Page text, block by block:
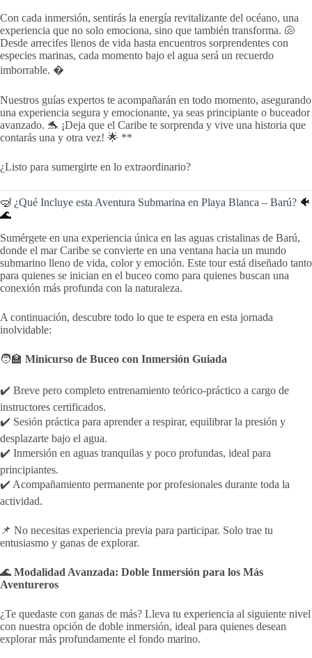
Con cada inmersión, sentirás la energía revitalizante del océano, una
experiencia que no solo emociona, sino que también transforma. 🐚
Desde arrecifes llenos de vida hasta encuentros sorprendentes con
especies marinas, cada momento bajo el agua será un recuerdo
imborrable. �
Nuestros guías expertos te acompañarán en todo momento, asegurando
una experiencia segura y emocionante, ya seas principiante o buceador
avanzado. 🐬 ¡Deja que el Caribe te sorprenda y vive una historia que
contarás una y otra vez! 🌟 **
¿Listo para sumergirte en lo extraordinario?
🤿 ¿Qué Incluye esta Aventura Submarina en Playa Blanca – Barú? 🐠
🌊
Sumérgete en una experiencia única en las aguas cristalinas de Barú,
donde el mar Caribe se convierte en una ventana hacia un mundo
submarino lleno de vida, color y emoción. Este tour está diseñado tanto
para quienes se inician en el buceo como para quienes buscan una
conexión más profunda con la naturaleza.
A continuación, descubre todo lo que te espera en esta jornada
inolvidable:
🧑‍🏫 Minicurso de Buceo con Inmersión Guiada
✔️ Breve pero completo entrenamiento teórico-práctico a cargo de
instructores certificados.
✔️ Sesión práctica para aprender a respirar, equilibrar la presión y
desplazarte bajo el agua.
✔️ Inmersión en aguas tranquilas y poco profundas, ideal para
principiantes.
✔️ Acompañamiento permanente por profesionales durante toda la
actividad.
📌 No necesitas experiencia previa para participar. Solo trae tu
entusiasmo y ganas de explorar.
🌊 Modalidad Avanzada: Doble Inmersión para los Más
Aventureros
¿Te quedaste con ganas de más? Lleva tu experiencia al siguiente nivel
con nuestra opción de doble inmersión, ideal para quienes desean
explorar más profundamente el fondo marino.